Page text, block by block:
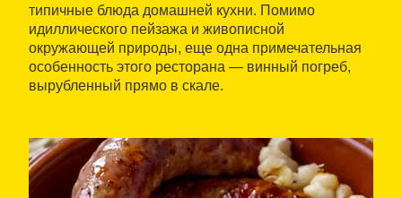
типичные блюда домашней кухни. Помимо
идиллического пейзажа и живописной
окружающей природы, еще одна примечательная
особенность этого ресторана — винный погреб,
вырубленный прямо в скале.